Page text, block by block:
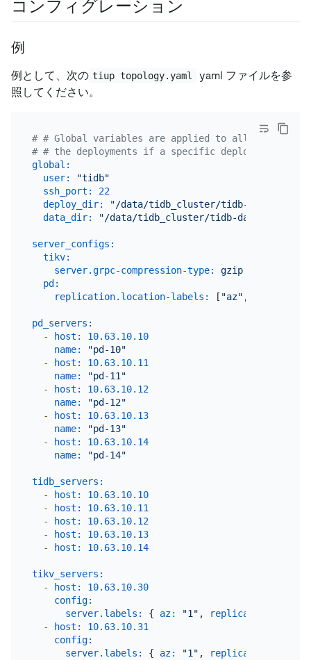
コンフィグレーション
例
例として、次の tiup topology.yaml
yaml ファイルを参
照してください。
# # Global variables are applied to all
# # the deployments if a specific deployment
global:
user:
"tidb"
ssh_port:
22
deploy_dir:
"/data/tidb_cluster/tidb-deploy"
data_dir:
"/data/tidb_cluster/tidb-data"
server_configs:
tikv:
server.grpc-compression-type:
gzip
pd:
replication.location-labels:
[ "az" ,
pd_servers:
-
host: 10.63.10.10
name:
"pd-10"
-
host: 10.63.10.11
name:
"pd-11"
-
host: 10.63.10.12
name:
"pd-12"
-
host: 10.63.10.13
name:
"pd-13"
-
host: 10.63.10.14
name:
"pd-14"
tidb_servers:
-
host: 10.63.10.10
-
host: 10.63.10.11
-
host: 10.63.10.12
-
host: 10.63.10.13
-
host: 10.63.10.14
tikv_servers:
-
host: 10.63.10.30
config:
server.labels:
{ az: "1" , replication zone:
-
host: 10.63.10.31
config:
server.labels:
{ az: "1" , replication zone: